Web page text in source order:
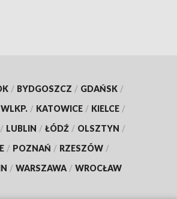
/ BYDGOSZCZ / GDAŃSK /
/ KATOWICE / KIELCE /
/ LUBLIN / ŁÓDŹ / OLSZTYN /
/ POZNAŃ / RZESZÓW /
/ WARSZAWA / WROCŁAW